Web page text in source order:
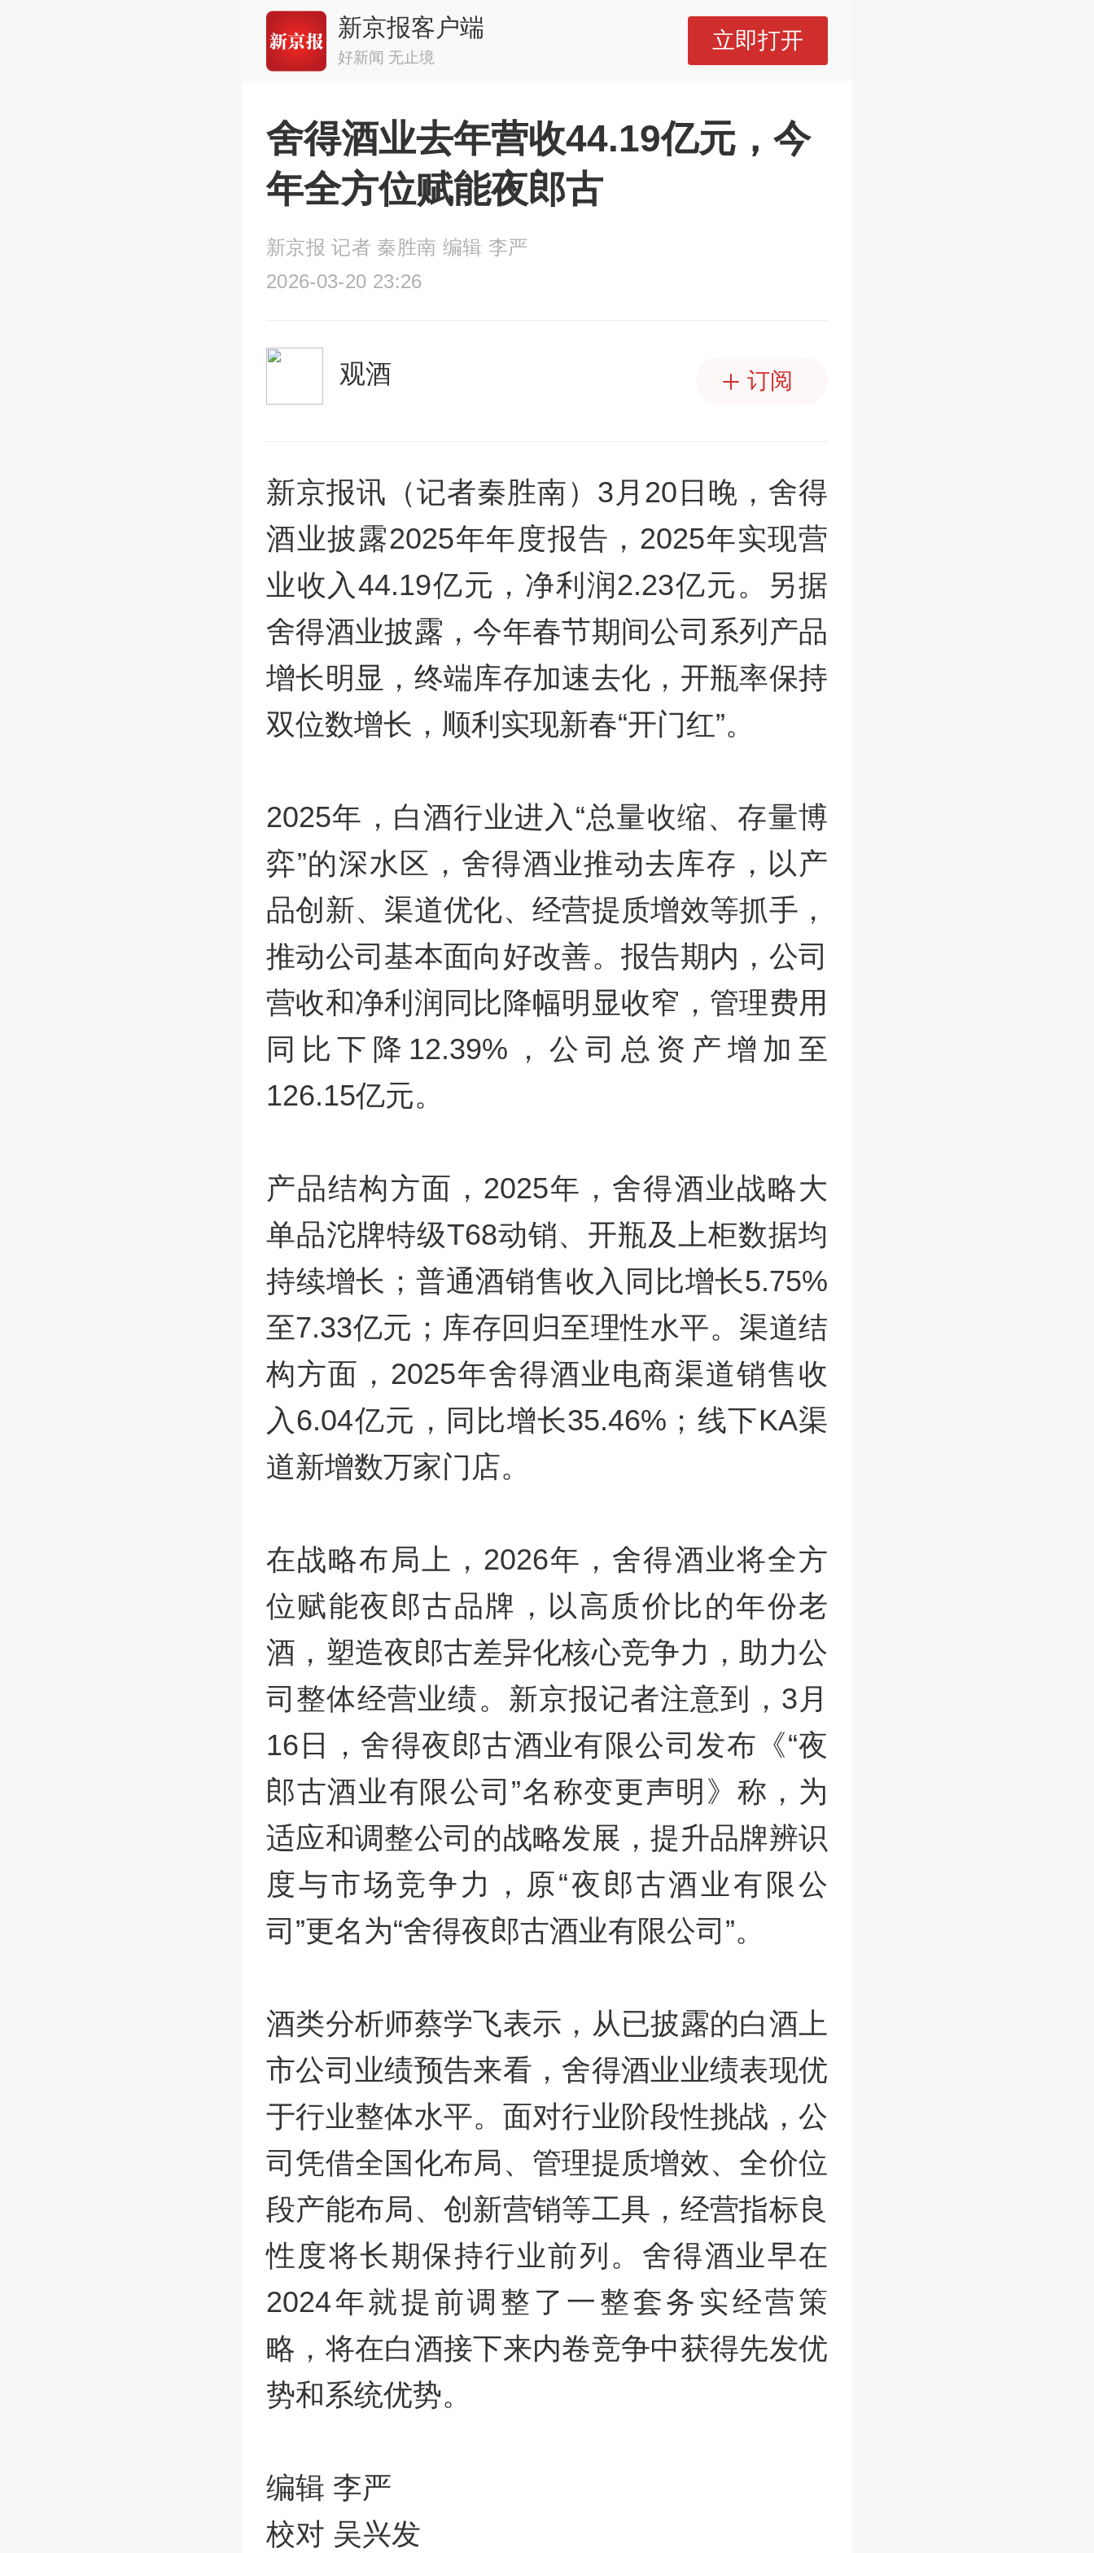
新京报客户端
好新闻 无止境
立即打开
舍得酒业去年营收44.19亿元，今
年全方位赋能夜郎古
新京报 记者 秦胜南 编辑 李严
2026-03-20 23:26
观酒 订阅
新京报讯（记者秦胜南）3月20日晚，舍得
酒业披露2025年年度报告，2025年实现营
业收入44.19亿元，净利润2.23亿元。另据
舍得酒业披露，今年春节期间公司系列产品
增长明显，终端库存加速去化，开瓶率保持
双位数增长，顺利实现新春“开门红”。
2025年，白酒行业进入“总量收缩、存量博
弈”的深水区，舍得酒业推动去库存，以产
品创新、渠道优化、经营提质增效等抓手，
推动公司基本面向好改善。报告期内，公司
营收和净利润同比降幅明显收窄，管理费用
同比下降12.39%，公司总资产增加至
126.15亿元。
产品结构方面，2025年，舍得酒业战略大
单品沱牌特级T68动销、开瓶及上柜数据均
持续增长；普通酒销售收入同比增长5.75%
至7.33亿元；库存回归至理性水平。渠道结
构方面，2025年舍得酒业电商渠道销售收
入6.04亿元，同比增长35.46%；线下KA渠
道新增数万家门店。
在战略布局上，2026年，舍得酒业将全方
位赋能夜郎古品牌，以高质价比的年份老
酒，塑造夜郎古差异化核心竞争力，助力公
司整体经营业绩。新京报记者注意到，3月
16日，舍得夜郎古酒业有限公司发布《“夜
郎古酒业有限公司”名称变更声明》称，为
适应和调整公司的战略发展，提升品牌辨识
度与市场竞争力，原“夜郎古酒业有限公
司”更名为“舍得夜郎古酒业有限公司”。
酒类分析师蔡学飞表示，从已披露的白酒上
市公司业绩预告来看，舍得酒业业绩表现优
于行业整体水平。面对行业阶段性挑战，公
司凭借全国化布局、管理提质增效、全价位
段产能布局、创新营销等工具，经营指标良
性度将长期保持行业前列。舍得酒业早在
2024年就提前调整了一整套务实经营策
略，将在白酒接下来内卷竞争中获得先发优
势和系统优势。
编辑 李严
校对 吴兴发